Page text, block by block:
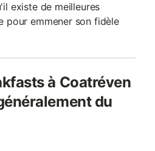
existe de meilleures
pour emmener son fidèle
à Coatréven
du